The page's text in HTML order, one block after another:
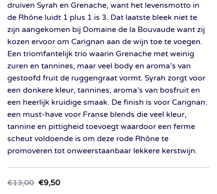
druiven Syrah en Grenache, want het levensmotto in
de Rhône luidt 1 plus 1 is 3. Dat laatste bleek niet te
zijn aangekomen bij Domaine de la Bouvaude want zij
kozen ervoor om Carignan aan de wijn toe te voegen.
Een triomfantelijk trio waarin Grenache met weinig
zuren en tannines, maar veel body en aroma’s van
gestoofd fruit de ruggengraat vormt. Syrah zorgt voor
een donkere kleur, tannines, aroma’s van bosfruit en
een heerlijk kruidige smaak. De finish is voor Carignan:
een must-have voor Franse blends die veel kleur,
tannine en pittigheid toevoegt waardoor een ferme
scheut voldoende is om deze rode Rhône te
promoveren tot onweerstaanbaar lekkere kerstwijn.
€13,00 Oorspronkelijke
€9,50Huidige